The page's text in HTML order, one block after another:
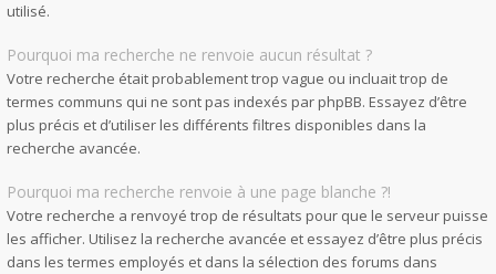
utilisé.
Pourquoi ma recherche ne renvoie aucun résultat ?
Votre recherche était probablement trop vague ou incluait trop de
termes communs qui ne sont pas indexés par phpBB. Essayez d’être
plus précis et d’utiliser les différents filtres disponibles dans la
recherche avancée.
Pourquoi ma recherche renvoie à une page blanche ?!
Votre recherche a renvoyé trop de résultats pour que le serveur puisse
les afficher. Utilisez la recherche avancée et essayez d’être plus précis
dans les termes employés et dans la sélection des forums dans